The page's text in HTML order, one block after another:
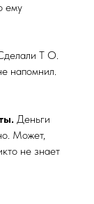
ему
Т О.
напомнил.
Деньги
Может,
не знает